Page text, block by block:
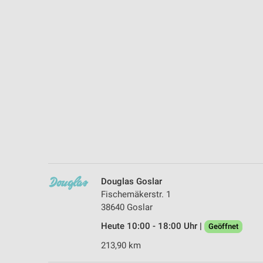
Douglas Goslar
Fischemäkerstr. 1
38640 Goslar
Heute 10:00 - 18:00 Uhr |
Geöffnet
213,90 km
Notwendig